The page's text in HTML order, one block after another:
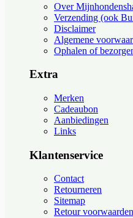
Over
Verzending (ook
Disclaimer
Algemene
Ophalen of
Extra
Merken
Cadeaubon
Aanbiedingen
Links
Klantenservice
Contact
Retourneren
Sitemap
Retour voorwaarden